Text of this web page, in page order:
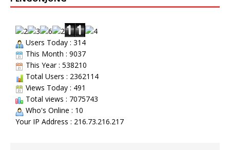
Users Today : 314
This Month : 9037
This Year : 538210
Total Users : 2362114
Views Today : 491
Total views : 7075743
Who's Online : 10
Your IP Address : 216.73.216.217